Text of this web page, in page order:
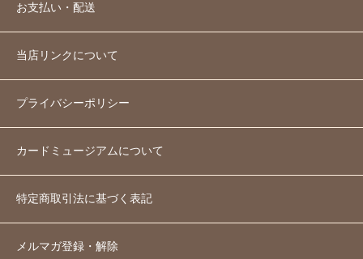
お支払い・配送
当店リンクについて
プライバシーポリシー
カードミュージアムについて
特定商取引法に基づく表記
メルマガ登録・解除